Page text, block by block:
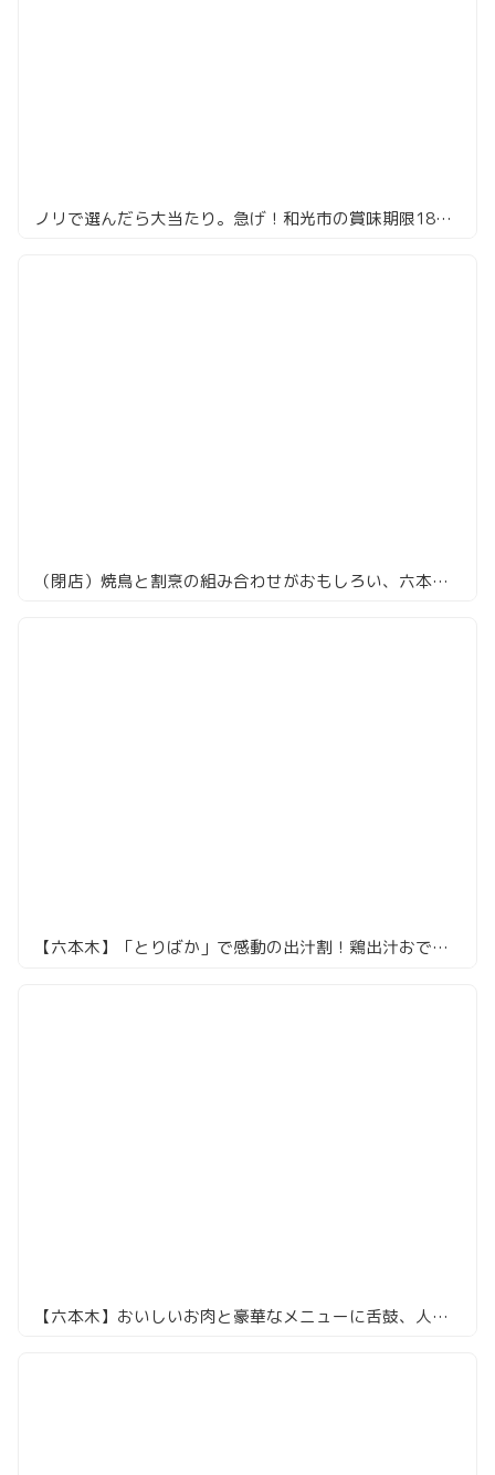
ノリで選んだら大当たり。急げ！和光市の賞味期限180秒レバー串
（閉店）焼鳥と割烹の組み合わせがおもしろい、六本木「焼鳥カッポウ 鳥耀」
【六本木】「とりばか」で感動の出汁割！鶏出汁おでんとチューリップ唐揚げも絶品
【六本木】おいしいお肉と豪華なメニューに舌鼓、人気店「ぽんが」が六本木にくるとこうなる！